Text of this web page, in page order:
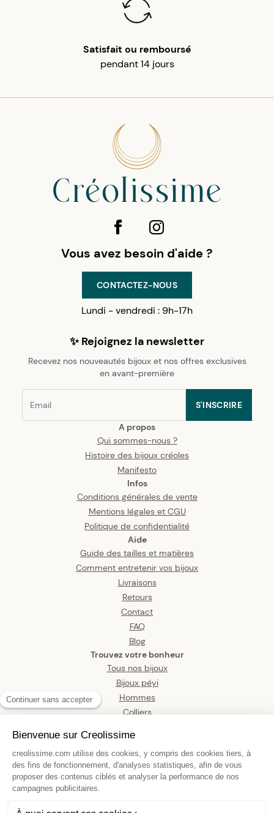
Satisfait ou remboursé
pendant 14 jours
A propos
Qui sommes-nous ?
Histoire des bijoux créoles
Manifesto
Infos
Conditions générales de vente
Mentions légales et CGU
Politique de confidentialité
Aide
Guide des tailles et matières
Comment entretenir vos bijoux
Livraisons
Retours
Contact
FAQ
Blog
Trouvez votre bonheur
Tous nos bijoux
Bijoux péyi
Hommes
Colliers
Bracelets
Pendentifs
Bagues
Vous avez besoin d'aide ?
CONTACTEZ-NOUS
Lundi - vendredi : 9h-17h
✨ Rejoignez la newsletter
Recevez nos nouveautés bijoux et nos offres exclusives
en avant-première
S'INSCRIRE